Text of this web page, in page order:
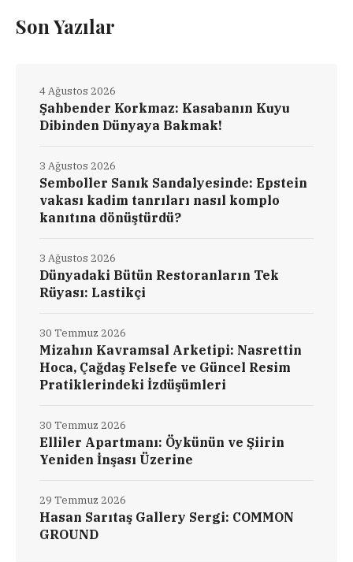
Son Yazılar
Şahbender Korkmaz: Kasabanın Kuyu
Dibinden Dünyaya Bakmak!
4 Ağustos 2026
Semboller Sanık Sandalyesinde: Epstein
vakası kadim tanrıları nasıl komplo
kanıtına dönüştürdü?
3 Ağustos 2026
Dünyadaki Bütün Restoranların Tek
Rüyası: Lastikçi
3 Ağustos 2026
Mizahın Kavramsal Arketipi: Nasrettin
Hoca, Çağdaş Felsefe ve Güncel Resim
Pratiklerindeki İzdüşümleri
30 Temmuz 2026
Elliler Apartmanı: Öykünün ve Şiirin
Yeniden İnşası Üzerine
30 Temmuz 2026
Hasan Sarıtaş Gallery Sergi: COMMON
GROUND
29 Temmuz 2026